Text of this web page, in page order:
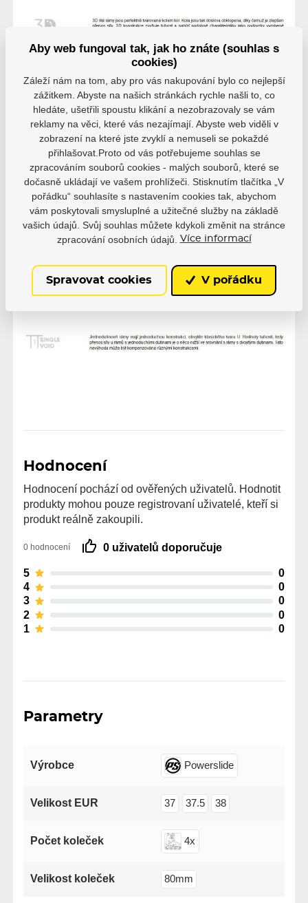
Hodnocení
Hodnocení pochází od ověřených uživatelů. Hodnotit
produkty mohou pouze registrovaní uživatelé, kteří si
produkt reálně zakoupili.
0 hodnocení 0 uživatelů doporučuje
5
0
4
0
3
0
2
0
1
0
Parametry
Výrobce Powerslide
Velikost EUR 37 37.5 38
Počet koleček 4x
Velikost koleček 80mm
Aby web fungoval tak, jak ho znáte (souhlas s
cookies)
Záleží nám na tom, aby pro vás nakupování bylo co nejlepší
zážitkem. Abyste na našich stránkách rychle našli to, co
hledáte, ušetřili spoustu klikání a nezobrazovaly se vám
reklamy na věci, které vás nezajímají. Abyste web viděli v
zobrazení na které jste zvyklí a nemuseli se pokaždé
přihlašovat.Proto od vás potřebujeme souhlas se
zpracováním souborů cookies - malých souborů, které se
dočasně ukládají ve vašem prohlížeči. Stisknutím tlačítka „V
pořádku“ souhlasíte s nastavením cookies tak, abychom
vám poskytovali smysluplné a užitečné služby na základě
vašich údajů. Svůj souhlas můžete kdykoli změnit na stránce
zpracování osobních údajů.
Více informací
Spravovat cookies V pořádku